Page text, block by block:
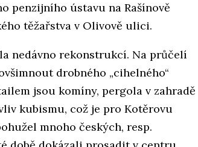
penzijního ústavu na Rašínově
těžařstva v Olivově ulici.
nedávno rekonstrukcí. Na průčelí
drobného „cihelného“
jsou komíny, pergola v zahradě
kubismu, což je pro Kotěrovu
mnoho českých, resp.